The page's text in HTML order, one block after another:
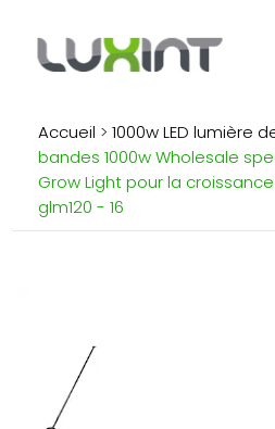
Accueil > 1000w LED lumière
bandes 1000w Wholesale
Grow Light pour la
glm120 - 16